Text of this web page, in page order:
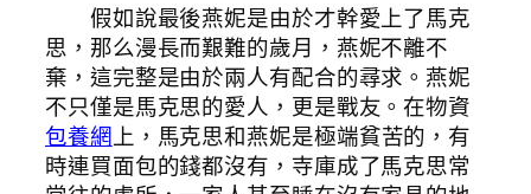
假如說最後燕妮是由於才幹愛上了馬克
思，那么漫長而艱難的歲月，燕妮不離不
棄，這完整是由於兩人有配合的尋求。燕妮
不只僅是馬克思的愛人，更是戰友。在物資
包養網上，馬克思和燕妮是極端貧苦的，有
時連買面包的錢都沒有，寺庫成了馬克思常